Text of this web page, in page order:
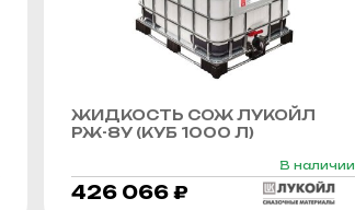
ЖИДКОСТЬ СОЖ ЛУКОЙЛ
РЖ-8У (КУБ 1000 Л)
В наличии
426 066 ₽